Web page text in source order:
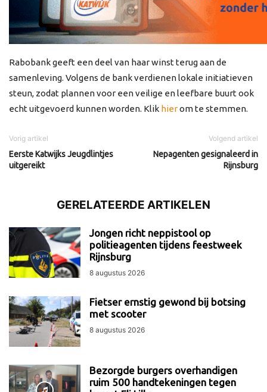
Rabobank geeft een deel van haar winst terug aan de
samenleving. Volgens de bank verdienen lokale initiatieven
steun, zodat plannen voor een veilige en leefbare buurt ook
echt uitgevoerd kunnen worden. Klik hierom te stemmen.
Vorig artikel
Eerste Katwijks Jeugdlintjes
uitgereikt
Volgend artikel
Nepagenten gesignaleerd in
Rijnsburg
GERELATEERDE ARTIKELEN
Jongen richt neppistool op
politieagenten tijdens feestweek
Rijnsburg
8 augustus 2026
Fietser ernstig gewond bij botsing
met scooter
8 augustus 2026
Bezorgde burgers overhandigen
ruim 500 handtekeningen tegen